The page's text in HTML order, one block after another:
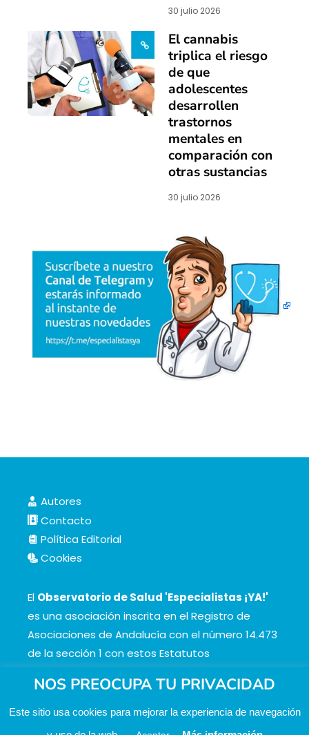
30 julio 2026
El cannabis
triplica el riesgo
de que
adolescentes
desarrollen
trastornos
mentales en
comparación con
otras sustancias
30 julio 2026
Autores
Contacto
Política Editorial
Cookies
El Observatorio de Salud 'Especialistas ¡YA!'
es una asociación inscrita en el Registro de
Asociaciones de Andalucía con el número 14.473
de la sección 1 con estos Estatutos
NOS PREOCUPA TU PRIVACIDAD
Este sitio usa cookies para mejorar la experiencia de navegación